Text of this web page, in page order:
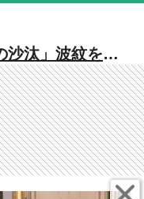
沙汰」波紋を広
去の“成功体